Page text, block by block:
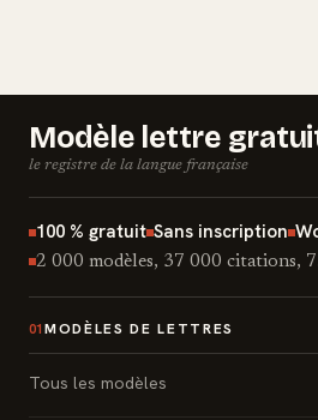
Modèle lettre
le registre de la langue française
100 % gratuit Sans inscription
2 000 modèles, 37 000 citations,
01 MODÈLES DE LETTRES
Tous les modèles